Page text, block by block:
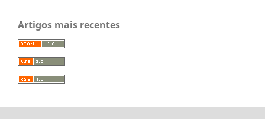
Artigos mais recentes